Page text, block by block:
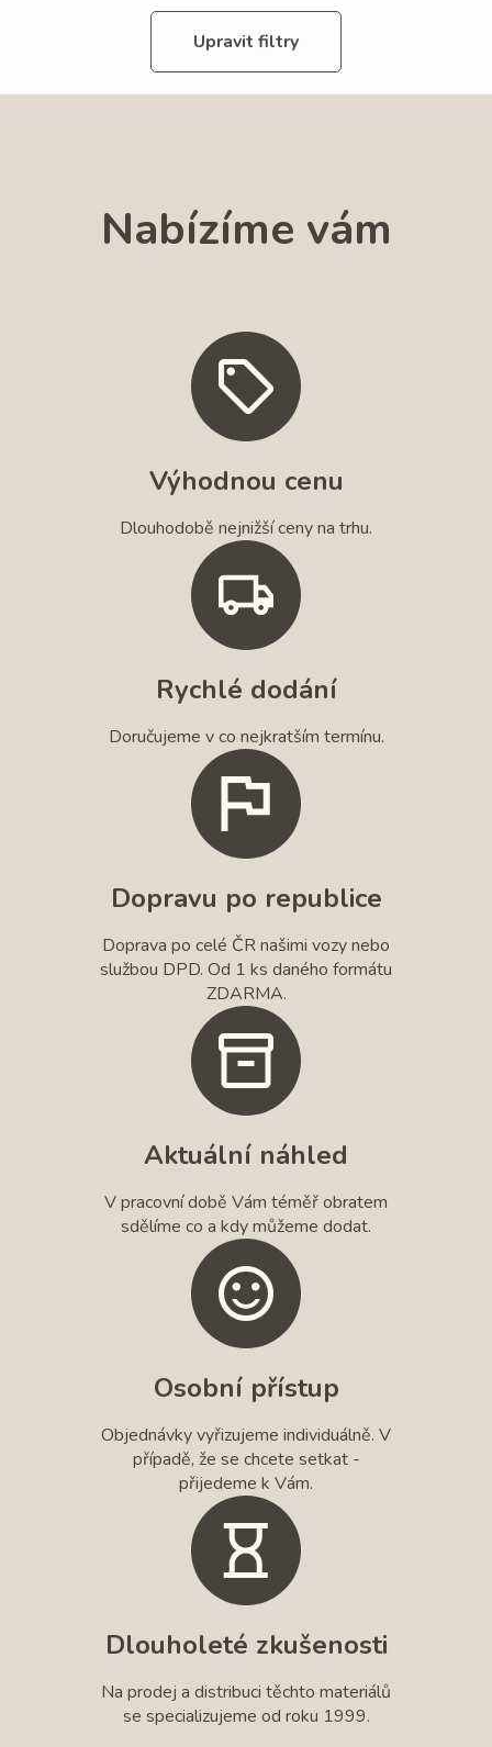
Upravit filtry
Nabízíme vám
Výhodnou cenu
Dlouhodobě nejnižší ceny na trhu.
Rychlé dodání
Doručujeme v co nejkratším termínu.
Dopravu po republice
Doprava po celé ČR našimi vozy nebo
službou DPD. Od 1 ks daného formátu
ZDARMA.
Aktuální náhled
V pracovní době Vám téměř obratem
sdělíme co a kdy můžeme dodat.
Osobní přístup
Objednávky vyřizujeme individuálně. V
případě, že se chcete setkat -
přijedeme k Vám.
Dlouholeté zkušenosti
Na prodej a distribuci těchto materiálů
se specializujeme od roku 1999.